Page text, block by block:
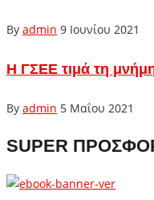
By admin 9 Ιουνίου 2021
Η ΓΣΕΕ τιμά τη
By admin 5 Μαΐου 2021
SUPER